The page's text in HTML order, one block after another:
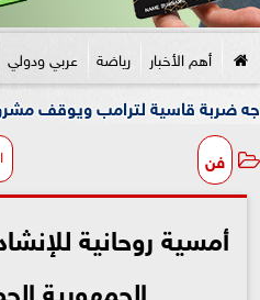
أهم الأخبار رياضة عربي ودولي
لترامب ويوقف مشروعه الضخم
فن
أمسية روحانية
الجمهورية